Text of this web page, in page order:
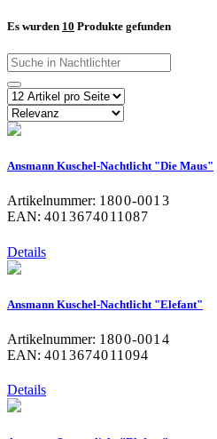
Es wurden 10 Produkte gefunden
Ansmann Kuschel-Nachtlicht "Die Maus"
Artikelnummer: 1800-0013
EAN: 4013674011087
Details
Ansmann Kuschel-Nachtlicht "Elefant"
Artikelnummer: 1800-0014
EAN: 4013674011094
Details